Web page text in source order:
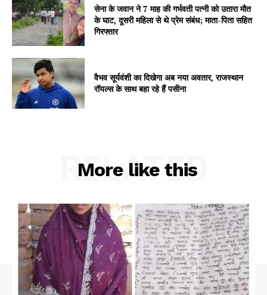
Subscription Plans
My account
सेना के जवान ने 7 माह की गर्भवती पत्नी को उतारा मौत
के घाट, दूसरी महिला से थे प्रेम संबंध; माता-पिता सहित
गिरफ्तार
वैभव सूर्यवंशी का दिखेगा अब नया अवतार, राजस्थान
रॉयल्स के साथ बहा रहे हैं पसीना
More like this
RELATED